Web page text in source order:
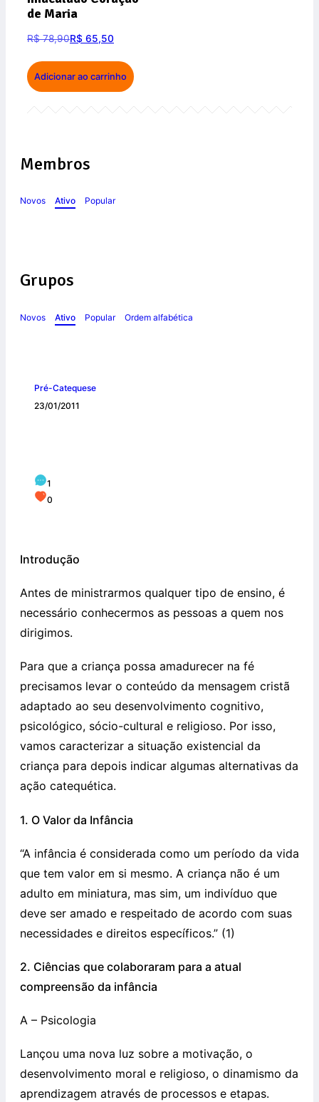
de Maria
R$78,90R$ 65,50
Adicionar ao carrinho
Membros
Novos Ativo Popular
Grupos
Novos Ativo Popular Ordem alfabética
Pré-Catequese
23/01/2011
1
0
Introdução
Antes de ministrarmos qualquer tipo de ensino, é
necessário conhecermos as pessoas a quem nos
dirigimos.
Para que a criança possa amadurecer na fé
precisamos levar o conteúdo da mensagem cristã
adaptado ao seu desenvolvimento cognitivo,
psicológico, sócio-cultural e religioso. Por isso,
vamos caracterizar a situação existencial da
criança para depois indicar algumas alternativas da
ação catequética.
1. O Valor da Infância
“A infância é considerada como um período da vida
que tem valor em si mesmo. A criança não é um
adulto em miniatura, mas sim, um indivíduo que
deve ser amado e respeitado de acordo com suas
necessidades e direitos específicos.” (1)
2. Ciências que colaboraram para a atual
compreensão da infância
A – Psicologia
Lançou uma nova luz sobre a motivação, o
desenvolvimento moral e religioso, o dinamismo da
aprendizagem através de processos e etapas.